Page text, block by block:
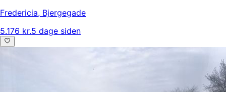
Fredericia, Bjergegade
5.176 kr.5 dage siden